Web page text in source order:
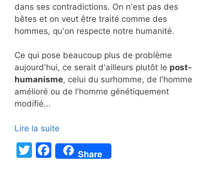
dans ses contradictions. On n'est pas des
bêtes et on veut être traité comme des
hommes, qu'on respecte notre humanité.
Ce qui pose beaucoup plus de problème
aujourd'hui, ce serait d'ailleurs plutôt le post-
humanisme, celui du surhomme, de l'homme
amélioré ou de l'homme génétiquement
modifié...
Lire la suite
T
F
a
Share